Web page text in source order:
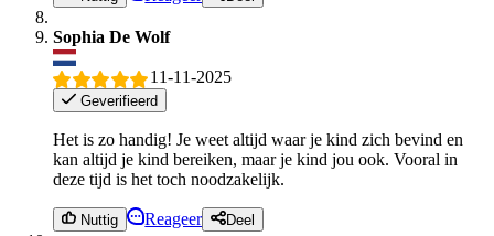
Sophia De Wolf
11-11-2025
Geverifieerd
Het is zo handig! Je weet altijd waar je kind zich bevind en
kan altijd je kind bereiken, maar je kind jou ook. Vooral in
deze tijd is het toch noodzakelijk.
Nuttig Reageer Deel